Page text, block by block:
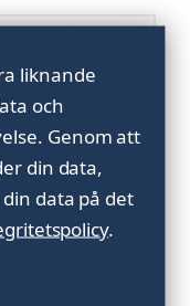
Band för
liknande
och
Genom att
din data,
data på det
.